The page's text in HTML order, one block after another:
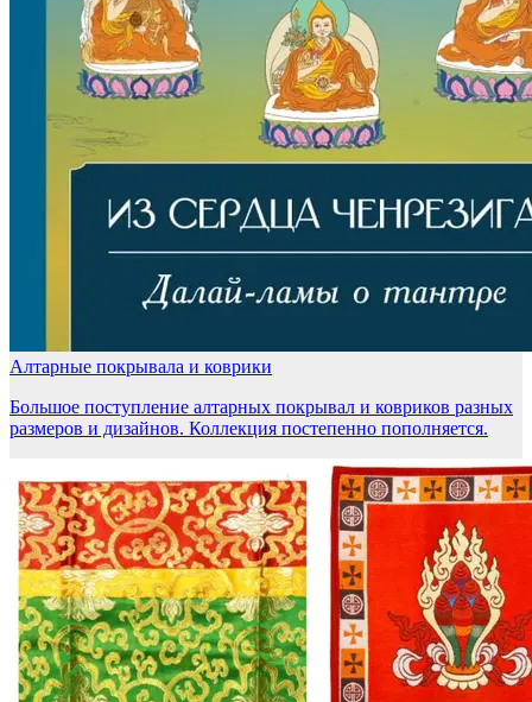
Алтарные покрывала и коврики
Большое поступление алтарных покрывал и ковриков разных
размеров и дизайнов. Коллекция постепенно пополняется.